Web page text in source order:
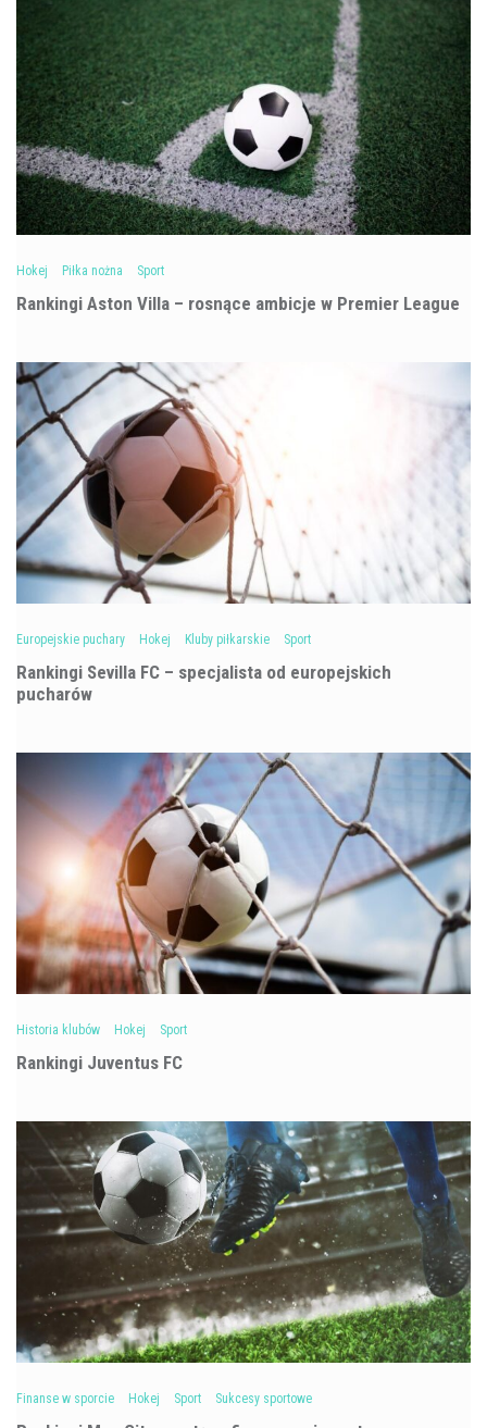
Hokej Piłka nożna Sport
Rankingi Aston Villa – rosnące ambicje w Premier League
Europejskie puchary Hokej Kluby piłkarskie Sport
Rankingi Sevilla FC – specjalista od europejskich
pucharów
Historia klubów Hokej Sport
Rankingi Juventus FC
Finanse w sporcie Hokej Sport Sukcesy sportowe